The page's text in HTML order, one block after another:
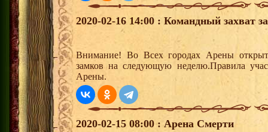
2020-02-16 14:00 : Командный захват
Внимание! Во Всех городах Арены
замков на следующую неделю.Правила
Арены.
2020-02-15 08:00 : Арена Смерти